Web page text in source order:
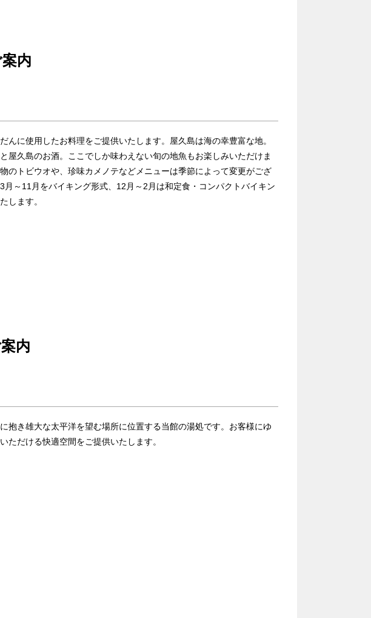
内
んに使用したお料理をご提供いたします。屋久島は海の幸豊富な地。
屋久島のお酒。ここでしか味わえない旬の地魚もお楽しみいただけま
のトビウオや、珍味カメノテなどメニューは季節によって変更がござ
月～11月をバイキング形式、12月～2月は和定食・コンパクトバイキン
します。
内
抱き雄大な太平洋を望む場所に位置する当館の湯処です。お客様にゆ
ただける快適空間をご提供いたします。